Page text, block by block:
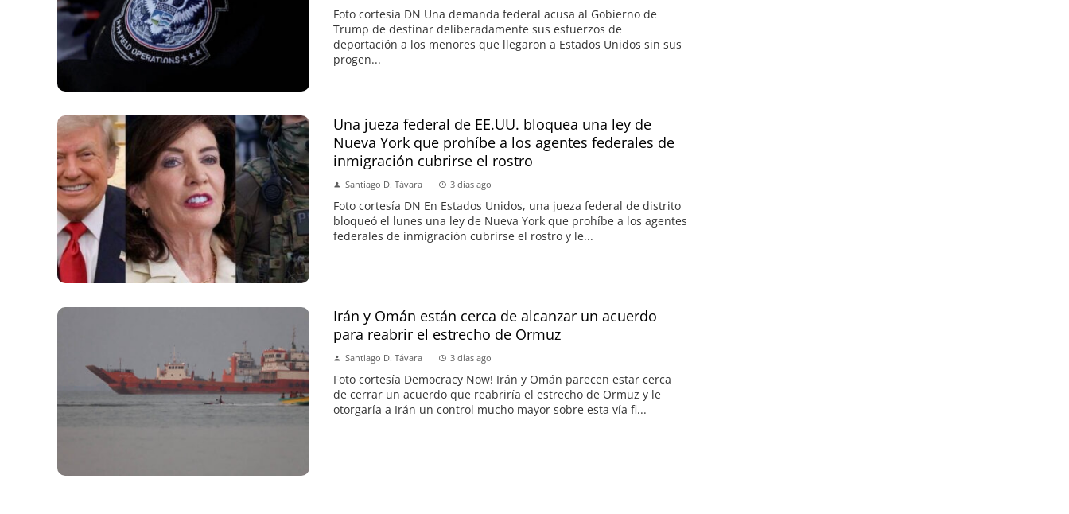
Foto cortesía DN Una demanda federal acusa al Gobierno de
Trump de destinar deliberadamente sus esfuerzos de
deportación a los menores que llegaron a Estados Unidos sin sus
progen...
Una jueza federal de EE.UU. bloquea una ley de
Nueva York que prohíbe a los agentes federales de
inmigración cubrirse el rostro
Santiago D. Távara 3 días ago
Foto cortesía DN En Estados Unidos, una jueza federal de distrito
bloqueó el lunes una ley de Nueva York que prohíbe a los agentes
federales de inmigración cubrirse el rostro y le...
Irán y Omán están cerca de alcanzar un acuerdo
para reabrir el estrecho de Ormuz
Santiago D. Távara 3 días ago
Foto cortesía Democracy Now! Irán y Omán parecen estar cerca
de cerrar un acuerdo que reabriría el estrecho de Ormuz y le
otorgaría a Irán un control mucho mayor sobre esta vía fl...